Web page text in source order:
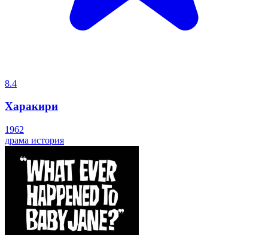
8.4
Харакири
1962
драма история